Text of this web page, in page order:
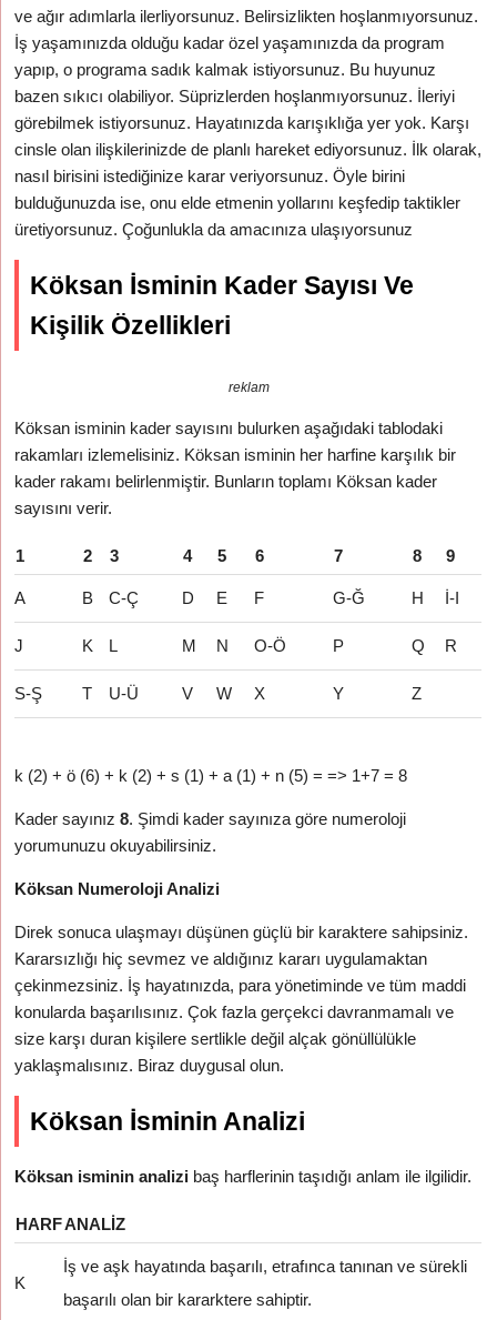
ve ağır adımlarla ilerliyorsunuz. Belirsizlikten hoşlanmıyorsunuz.
İş yaşamınızda olduğu kadar özel yaşamınızda da program
yapıp, o programa sadık kalmak istiyorsunuz. Bu huyunuz
bazen sıkıcı olabiliyor. Süprizlerden hoşlanmıyorsunuz. İleriyi
görebilmek istiyorsunuz. Hayatınızda karışıklığa yer yok. Karşı
cinsle olan ilişkilerinizde de planlı hareket ediyorsunuz. İlk olarak,
nasıl birisini istediğinize karar veriyorsunuz. Öyle birini
bulduğunuzda ise, onu elde etmenin yollarını keşfedip taktikler
üretiyorsunuz. Çoğunlukla da amacınıza ulaşıyorsunuz
Köksan İsminin Kader Sayısı Ve
Kişilik Özellikleri
reklam
Köksan isminin kader sayısını bulurken aşağıdaki tablodaki
rakamları izlemelisiniz. Köksan isminin her harfine karşılık bir
kader rakamı belirlenmiştir. Bunların toplamı Köksan kader
sayısını verir.
1 2 3 4 5 6 7 8 9
A B C-Ç D E F G-Ğ H İ-I
J K L M N O-Ö P Q R
S-Ş T U-Ü V W X Y Z
k (2) + ö (6) + k (2) + s (1) + a (1) + n (5) = => 1+7 = 8
Kader sayınız8. Şimdi kader sayınıza göre numeroloji
yorumunuzu okuyabilirsiniz.
Köksan Numeroloji Analizi
Direk sonuca ulaşmayı düşünen güçlü bir karaktere sahipsiniz.
Kararsızlığı hiç sevmez ve aldığınız kararı uygulamaktan
çekinmezsiniz. İş hayatınızda, para yönetiminde ve tüm maddi
konularda başarılısınız. Çok fazla gerçekci davranmamalı ve
size karşı duran kişilere sertlikle değil alçak gönüllülükle
yaklaşmalısınız. Biraz duygusal olun.
Köksan İsminin Analizi
Köksan isminin analizi baş harflerinin taşıdığı anlam ile ilgilidir.
HARFANALIZ
K
İş ve aşk hayatında başarılı, etrafınca tanınan ve sürekli
başarılı olan bir kararktere sahiptir.